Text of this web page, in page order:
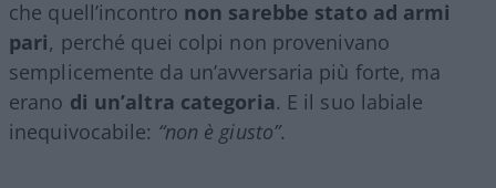
che quell’incontro non sarebbe stato ad armi
pari, perché quei colpi non provenivano
semplicemente da un’avversaria più forte, ma
erano di un’altra categoria. E il suo labiale
inequivocabile: “non è giusto”.